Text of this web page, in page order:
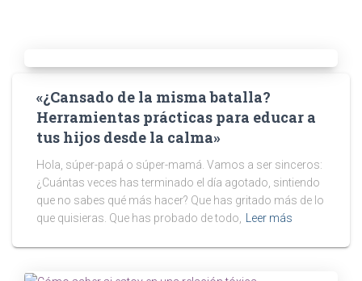
«¿Cansado de la misma batalla?
Herramientas prácticas para educar a
tus hijos desde la calma»
Hola, súper-papá o súper-mamá. Vamos a ser sinceros:
¿Cuántas veces has terminado el día agotado, sintiendo
que no sabes qué más hacer? Que has gritado más de lo
que quisieras. Que has probado de todo, Leer más